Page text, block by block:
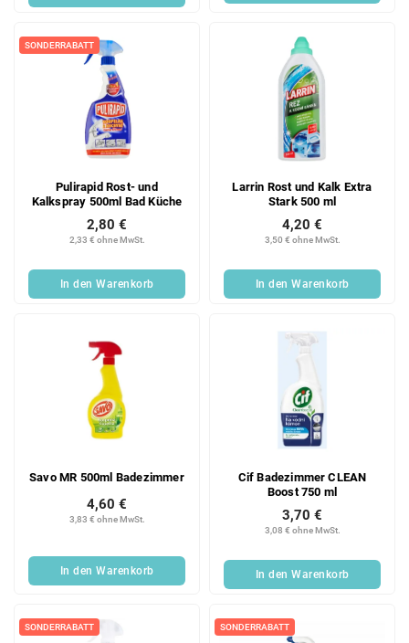
SONDERRABATT
Pulirapid Rost- und
Kalkspray 500ml Bad Küche
2,33 € ohne MwSt.
2,80 €
In den Warenkorb
Larrin Rost und Kalk Extra
Stark 500 ml
3,50 € ohne MwSt.
4,20 €
In den Warenkorb
Savo MR 500ml Badezimmer
3,83 € ohne MwSt.
4,60 €
In den Warenkorb
Cif Badezimmer CLEAN
Boost 750 ml
3,08 € ohne MwSt.
3,70 €
In den Warenkorb
SONDERRABATT SONDERRABATT